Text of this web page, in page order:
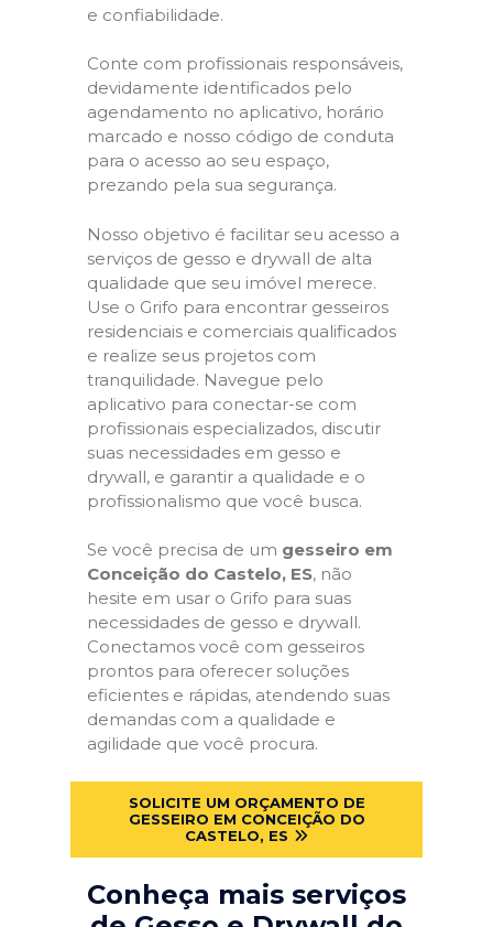
e confiabilidade.
Conte com profissionais responsáveis,
devidamente identificados pelo
agendamento no aplicativo, horário
marcado e nosso código de conduta
para o acesso ao seu espaço,
prezando pela sua segurança.
Nosso objetivo é facilitar seu acesso a
serviços de gesso e drywall de alta
qualidade que seu imóvel merece.
Use o Grifo para encontrar gesseiros
residenciais e comerciais qualificados
e realize seus projetos com
tranquilidade. Navegue pelo
aplicativo para conectar-se com
profissionais especializados, discutir
suas necessidades em gesso e
drywall, e garantir a qualidade e o
profissionalismo que você busca.
Se você precisa de um gesseiro em
Conceição do Castelo, ES, não
hesite em usar o Grifo para suas
necessidades de gesso e drywall.
Conectamos você com gesseiros
prontos para oferecer soluções
eficientes e rápidas, atendendo suas
demandas com a qualidade e
agilidade que você procura.
SOLICITE UM ORÇAMENTO DE
GESSEIRO EM CONCEIÇÃO DO
CASTELO, ES
Conheça mais serviços